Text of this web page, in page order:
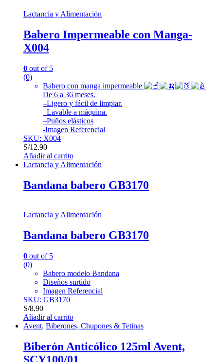
Lactancia y Alimentación
Babero Impermeable con Manga-
X004
0 out of 5
(0)
Babero con manga impermeable
De 6 a 36 meses.
–Ligero y fácil de limpiar.
–Lavable a máquina.
–Puños elásticos
-Imagen Referencial
SKU: X004
S/12.90
Añadir al carrito
Lactancia y Alimentación
Bandana babero GB3170
Lactancia y Alimentación
Bandana babero GB3170
0 out of 5
(0)
Babero modelo Bandana
Diseños surtido
Imagen Referencial
SKU: GB3170
S/8.90
Añadir al carrito
Avent, Biberones, Chupones & Tetinas
Biberón Anticólico 125ml Avent,
SCY100/01